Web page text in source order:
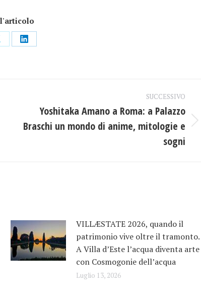
Condividi
SUCCESSIVO
Prossimo
Yoshitaka Amano a Roma: a Palazzo
Braschi un mondo di anime, mitologie e
sogni
VILLÆSTATE 2026, quando il
patrimonio vive oltre il tramonto.
A Villa d’Este l’acqua diventa arte
con Cosmogonie dell’acqua
Luglio 13, 2026